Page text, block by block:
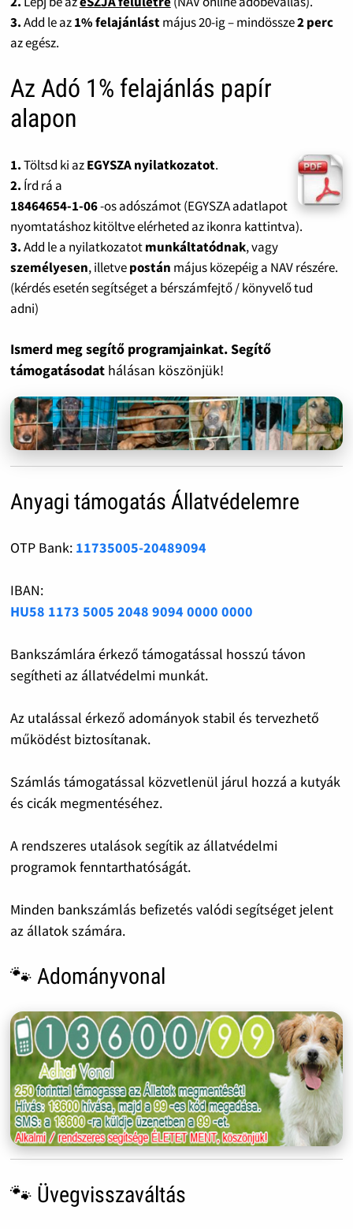
3.Add le az1% felajánlástmájus 20-ig – mindössze2 perc
az egész.
Az Adó 1% felajánlás papír
alapon
1.Töltsd ki azEGYSZA nyilatkozatot.
2. Írd rá a
18464654-1-06-os adószámot (EGYSZA adatlapot
nyomtatáshoz kitöltve elérheted az ikonra kattintva).
3.Add le a nyilatkozatotmunkáltatódnak, vagy
személyesen, illetvepostán május közepéig a NAV részére.
(kérdés esetén segítséget a bérszámfejtő / könyvelő tud
adni)
Ismerd meg segítő programjainkat. Segítő
támogatásodat hálásan köszönjük!
Anyagi támogatás Állatvédelemre
OTP Bank: 11735005-20489094
IBAN:
HU58 1173 5005 2048 9094 0000 0000
Bankszámlára érkező támogatással hosszú távon
segítheti az állatvédelmi munkát.
Az utalással érkező adományok stabil és tervezhető
működést biztosítanak.
Számlás támogatással közvetlenül járul hozzá a kutyák
és cicák megmentéséhez.
A rendszeres utalások segítik az állatvédelmi
programok fenntarthatóságát.
Minden bankszámlás befizetés valódi segítséget jelent
az állatok számára.
🐾 Adományvonal
🐾 Üvegvisszaváltás